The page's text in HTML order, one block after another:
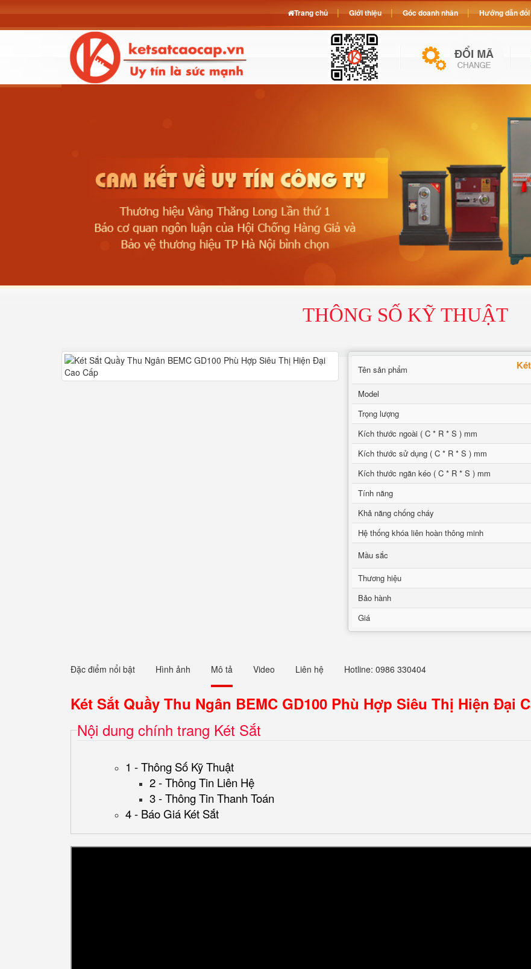
THÔNG SỐ KỸ THUẬT
Tên sản phẩm
Model
Trọng lượng
Kích thước ngoài ( C * R * S ) mm
Kích thước sử dụng ( C * R * S ) mm
Kích thước ngăn kéo ( C * R * S ) mm
Tính năng
Khả năng chống cháy
Hệ thống khóa liên hoàn thông minh
Mầu sắc
Thương hiệu
Bảo hành
Giá
Đặc điểm nổi bật Hình ảnh Mô tả Video Liên hệ Hotline: 0986 330404
Két Sắt Quầy Thu Ngân BEMC GD100 Phù Hợp Siêu Thị Hiện Đại
Nội dung chính trang Két Sắt
1 - Thông Số Kỹ Thuật
2 - Thông Tin Liên Hệ
3 - Thông Tin Thanh Toán
4 - Báo Giá Két Sắt
Trang chủ Giới thiệu Góc doanh nhân Hướng dẫn